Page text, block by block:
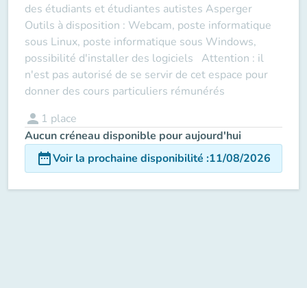
des étudiants et étudiantes autistes Asperger
Outils à disposition : Webcam, poste informatique
sous Linux, poste informatique sous Windows,
possibilité d'installer des logiciels Attention : il
n'est pas autorisé de se servir de cet espace pour
donner des cours particuliers rémunérés
person 1 place
Aucun créneau disponible pour aujourd'hui
date_rangeVoir la prochaine disponibilité :11/08/2026